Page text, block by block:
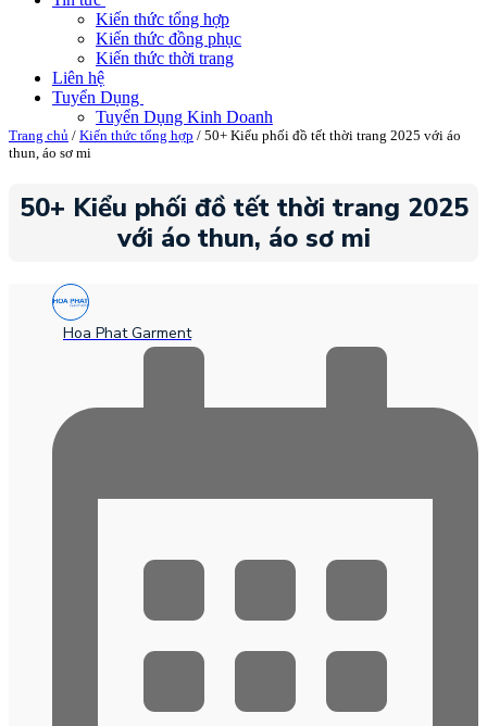
Kiến thức tổng hợp
Kiến thức đồng phục
Kiến thức thời trang
Liên hệ
Tuyển Dụng
Tuyển Dụng Kinh Doanh
Trang chủ / Kiến thức tổng hợp / 50+ Kiểu phối đồ tết thời trang 2025 với áo
thun, áo sơ mi
50+ Kiểu phối đồ tết thời trang 2025
với áo thun, áo sơ mi
Hoa Phat Garment